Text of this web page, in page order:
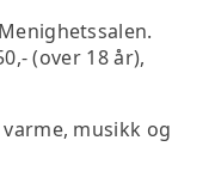
(over 18 år),
musikk og